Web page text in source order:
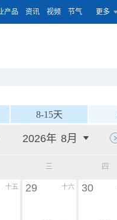
产品 资讯 视频 节气 更多
8-15天
三 四
十五 十六
29 30